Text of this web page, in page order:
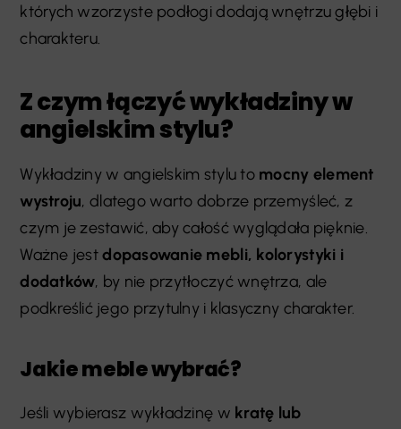
których wzorzyste podłogi dodają wnętrzu głębi i
charakteru.
Z czym łączyć wykładziny w
angielskim stylu?
Wykładziny w angielskim stylu to mocny element
wystroju, dlatego warto dobrze przemyśleć, z
czym je zestawić, aby całość wyglądała pięknie.
Ważne jestdopasowanie mebli, kolorystyki i
dodatków, by nie przytłoczyć wnętrza, ale
podkreślić jego przytulny i klasyczny charakter.
Jakie meble wybrać?
Jeśli wybierasz wykładzinę w kratę lub